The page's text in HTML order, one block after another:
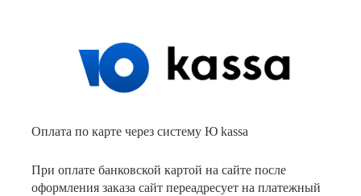
Оплата по карте через систему Ю kassa
При оплате банковской картой на сайте после
оформления заказа сайт переадресует на платежный